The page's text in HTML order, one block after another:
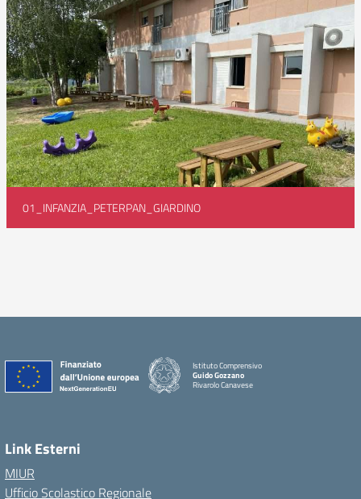
01_INFANZIA_PETERPAN_GIARDINO
Istituto Comprensivo
Guido Gozzano
Rivarolo Canavese
Link Esterni
MIUR
Ufficio Scolastico Regionale